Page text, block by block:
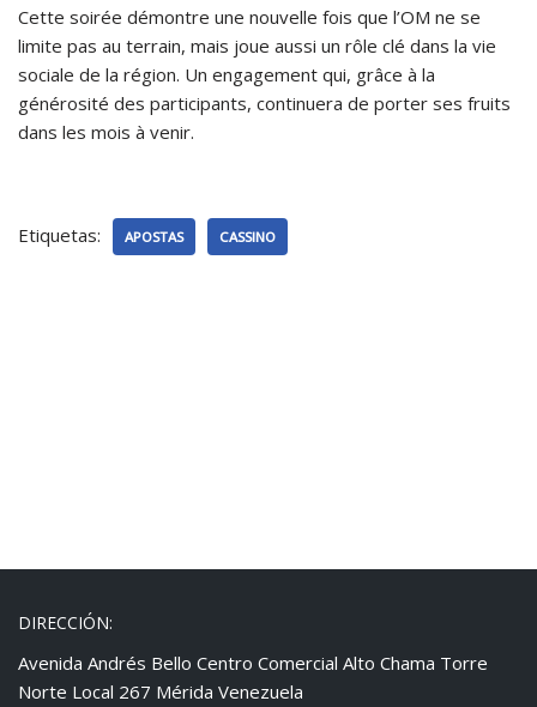
Cette soirée démontre une nouvelle fois que l’OM ne se
limite pas au terrain, mais joue aussi un rôle clé dans la vie
sociale de la région. Un engagement qui, grâce à la
générosité des participants, continuera de porter ses fruits
dans les mois à venir.
Etiquetas: APOSTAS CASSINO
DIRECCIÓN:
Avenida Andrés Bello Centro Comercial Alto Chama Torre
Norte Local 267 Mérida Venezuela